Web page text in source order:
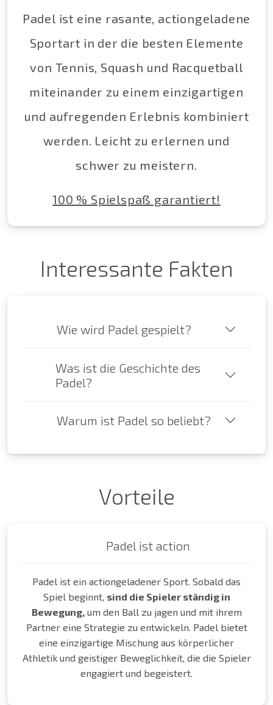
Padel ist eine rasante, actiongeladene
Sportart in der die besten Elemente
von Tennis, Squash und Racquetball
miteinander zu einem einzigartigen
und aufregenden Erlebnis kombiniert
werden. Leicht zu erlernen und
schwer zu meistern.
100 % Spielspaß garantiert!
Interessante Fakten
Wie wird Padel gespielt?
Was ist die Geschichte des
Padel?
Warum ist Padel so beliebt?
Vorteile
Padel ist action
Padel ist ein actiongeladener Sport. Sobald das
Spiel beginnt, sind die Spieler ständig in
Bewegung, um den Ball zu jagen und mit ihrem
Partner eine Strategie zu entwickeln. Padel bietet
eine einzigartige Mischung aus körperlicher
Athletik und geistiger Beweglichkeit, die die Spieler
engagiert und begeistert.